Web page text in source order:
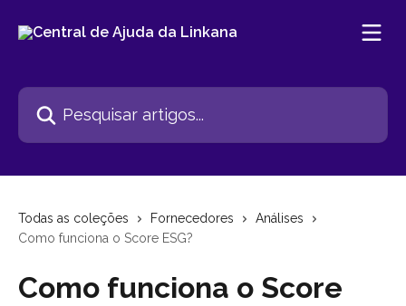
Pesquisar artigos...
Todas as coleções Fornecedores
Análises
Como funciona o Score ESG?
Como funciona o Score